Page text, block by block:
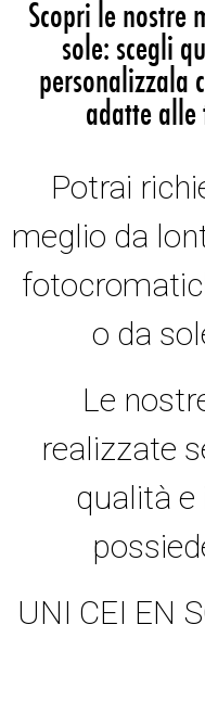
Scopri le nostre
sole: scegli
personalizzala
adatte alle
Potrai
meglio da
o da
Le
realizzate
qualità
UNI CEI EN